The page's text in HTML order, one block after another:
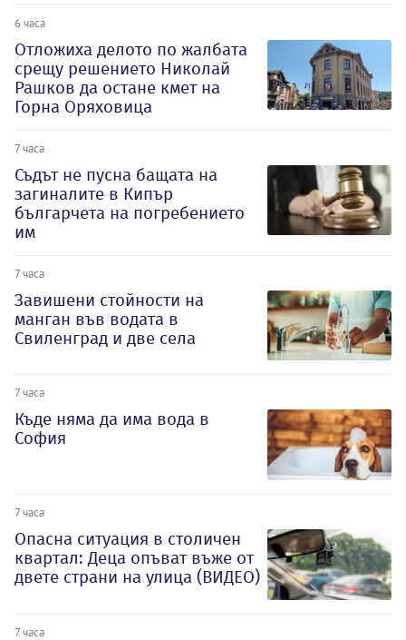
6 часа
Отложиха делото по жалбата
срещу решението Николай
Рашков да остане кмет на
Горна Оряховица
7 часа
Съдът не пусна бащата на
загиналите в Кипър
българчета на погребението
им
7 часа
Завишени стойности на
манган във водата в
Свиленград и две села
7 часа
Къде няма да има вода в
София
7 часа
Опасна ситуация в столичен
квартал: Деца опъват въже от
двете страни на улица (ВИДЕО)
7 часа